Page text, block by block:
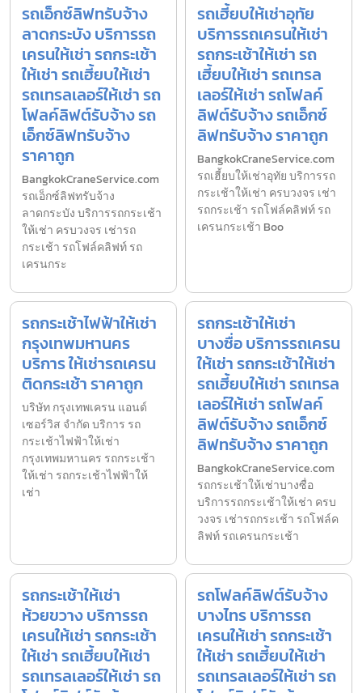
รถเอ็กซ์ลิฟทรับจ้าง
ลาดกระบัง บริการรถ
เครนให้เช่า รถกระเช้า
ให้เช่า รถเฮี้ยบให้เช่า
รถเทรลเลอร์ให้เช่า รถ
โฟลค์ลิฟต์รับจ้าง รถ
เอ็กซ์ลิฟทรับจ้าง
ราคาถูก
BangkokCraneService.com
รถเอ็กซ์ลิฟทรับจ้าง
ลาดกระบัง บริการรถกระเช้า
ให้เช่า ครบวงจร เช่ารถ
กระเช้า รถโฟล์คลิฟท์ รถ
เครนกระ
รถเฮี้ยบให้เช่าอุทัย
บริการรถเครนให้เช่า
รถกระเช้าให้เช่า รถ
เฮี้ยบให้เช่า รถเทรล
เลอร์ให้เช่า รถโฟลค์
ลิฟต์รับจ้าง รถเอ็กซ์
ลิฟทรับจ้าง ราคาถูก
BangkokCraneService.com
รถเฮี้ยบให้เช่าอุทัย บริการรถ
กระเช้าให้เช่า ครบวงจร เช่า
รถกระเช้า รถโฟล์คลิฟท์ รถ
เครนกระเช้า Boo
รถกระเช้าไฟฟ้าให้เช่า
กรุงเทพมหานคร
บริการ ให้เช่ารถเครน
ติดกระเช้า ราคาถูก
บริษัท กรุงเทพเครน แอนด์
เซอร์วิส จำกัด บริการ รถ
กระเช้าไฟฟ้าให้เช่า
กรุงเทพมหานคร รถกระเช้า
ให้เช่า รถกระเช้าไฟฟ้าให้
เช่า
รถกระเช้าให้เช่า
บางซื่อ บริการรถเครน
ให้เช่า รถกระเช้าให้เช่า
รถเฮี้ยบให้เช่า รถเทรล
เลอร์ให้เช่า รถโฟลค์
ลิฟต์รับจ้าง รถเอ็กซ์
ลิฟทรับจ้าง ราคาถูก
BangkokCraneService.com
รถกระเช้าให้เช่าบางซื่อ
บริการรถกระเช้าให้เช่า ครบ
วงจร เช่ารถกระเช้า รถโฟล์ค
ลิฟท์ รถเครนกระเช้า
รถกระเช้าให้เช่า
ห้วยขวาง บริการรถ
เครนให้เช่า รถกระเช้า
ให้เช่า รถเฮี้ยบให้เช่า
รถเทรลเลอร์ให้เช่า รถ
รถโฟลค์ลิฟต์รับจ้าง
บางไทร บริการรถ
เครนให้เช่า รถกระเช้า
ให้เช่า รถเฮี้ยบให้เช่า
รถเทรลเลอร์ให้เช่า รถ